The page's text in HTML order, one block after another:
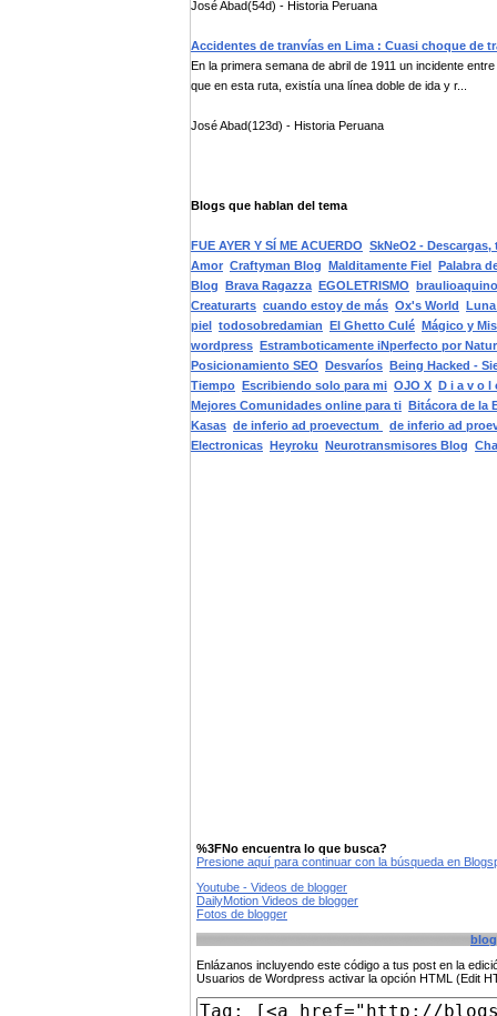
José Abad(54d) - Historia Peruana
Accidentes de tranvías en Lima : Cuasi choque de
En la primera semana de abril de 1911 un incidente
que en esta ruta, existía una línea doble de ida y r...
José Abad(123d) - Historia Peruana
Blogs que hablan del tema
FUE AYER Y SÍ ME ACUERDO SkNeO2 -
Amor Craftyman Blog Malditamente Fiel Palabra
Blog Brava Ragazza EGOLETRISMO
Creaturarts cuando estoy de más Ox's World
piel todosobredamian El Ghetto Culé Mágico y
wordpress Estramboticamente iNperfecto por
Posicionamiento SEO Desvaríos Being Hacked -
Tiempo Escribiendo solo para mi OJO X D i a v o l
Mejores Comunidades online para ti Bitácora de la
Kasas de inferio ad proevectum
de inferio ad
Electronicas Heyroku Neurotransmisores Blog
%3FNo encuentra lo que busca?
Presione aquí para continuar con la búsqueda en
Youtube - Videos de blogger
DailyMotion Videos de blogger
Fotos de blogger
Enlázanos incluyendo este código a tus post en la
Usuarios de Wordpress activar la opción HTML (Edit